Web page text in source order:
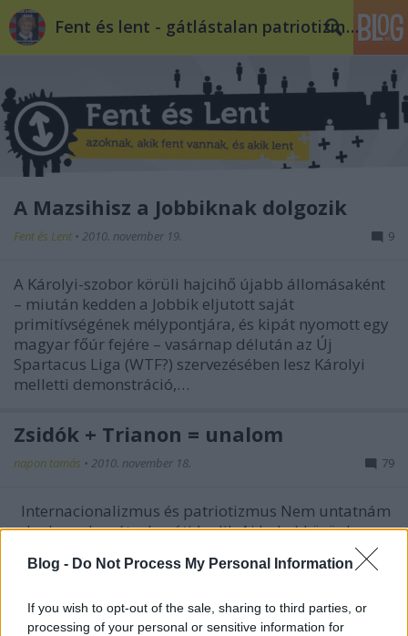
Blog - Do Not Process My Personal Information
If you wish to opt-out of the sale, sharing to third parties, or
processing of your personal or sensitive information for
Fent és lent - gátlástalan patriotizmus
A Mazsihisz a Jobbiknak dolgozik
Fent és Lent • 2010. november 19. 9
A Károlyi-szobor körüli hajcihő újabb állomásaként
– miután kedden a Jobbik eljutott saját
primitívségének mélypontjára, és kipát nyomott egy
magyar főúr fejére – vasárnap délután az Új
Spartacus Liga (WTF?) szervezésében lesz Károlyi
melletti demonstráció,…
Zsidók + Trianon = unalom
napon tamás • 2010. november 18. 79
Internacionalizmus és patriotizmus Nem untatnám
a kedves olvasót a baráti (galileAi haha) körünk
propagálásával, de arra azért fölhívnám a figyelmet,
baloldala sem volt…